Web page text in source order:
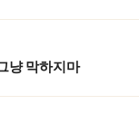
냥 막하지마